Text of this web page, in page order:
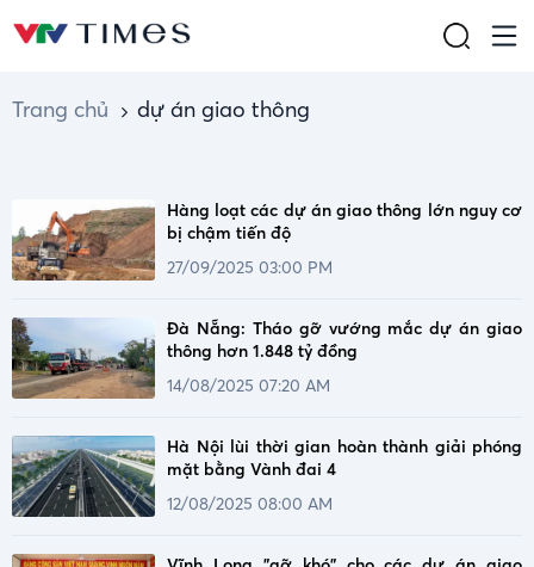
Trang chủ dự án giao thông
Hàng loạt các dự án giao thông lớn nguy cơ
bị chậm tiến độ
27/09/2025 03:00 PM
Đà Nẵng: Tháo gỡ vướng mắc dự án giao
thông hơn 1.848 tỷ đồng
14/08/2025 07:20 AM
Hà Nội lùi thời gian hoàn thành giải phóng
mặt bằng Vành đai 4
12/08/2025 08:00 AM